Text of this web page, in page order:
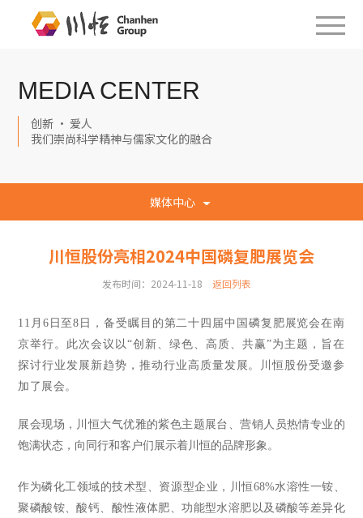
MEDIA CENTER
创新 · 爱人
我们崇尚科学精神与儒家文化的融合
媒体中心
川恒股份亮相2024中国磷复肥展览会
发布时间：2024-11-18 返回列表
11月6日至8日，备受瞩目的第二十四届中国磷复肥展览会在南
京举行。此次会议以“创新、绿色、高质、共赢”为主题，旨在
探讨行业发展新趋势，推动行业高质量发展。川恒股份受邀参
加了展会。
展会现场，川恒大气优雅的紫色主题展台、营销人员热情专业的
饱满状态，向同行和客户们展示着川恒的品牌形象。
作为磷化工领域的技术型、资源型企业，川恒68%水溶性一铵、
聚磷酸铵、酸钙、酸性液体肥、功能型水溶肥以及磷酸等差异化